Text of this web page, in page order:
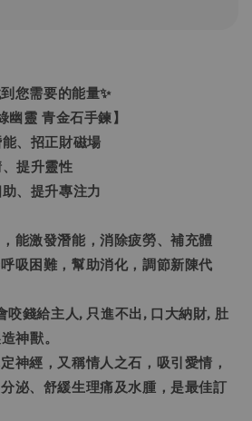
您需要的能量✨
幽靈 青金石手鍊】
、招正財磁場
提升靈性
、提升專注力
能激發潛能，消除疲勞、補充體
吸困難，幫助消化，調節新陳代
咬錢給主人, 只進不出, 口大納財, 肚
神獸。
神經，又稱情人之石，吸引愛情，
泌、舒緩生理痛及水腫，是最佳訂